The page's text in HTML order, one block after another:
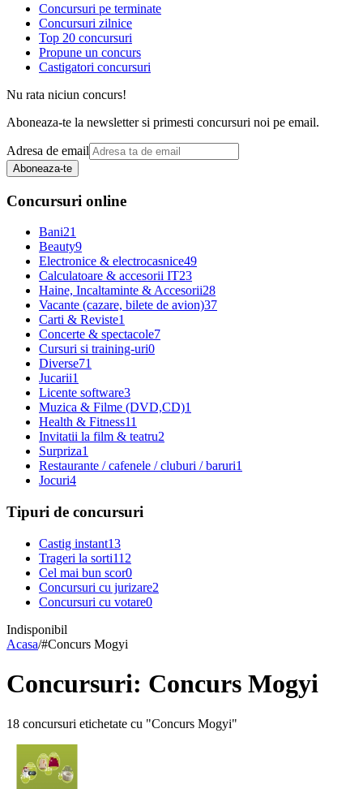
Concursuri pe terminate
Concursuri zilnice
Top 20 concursuri
Propune un concurs
Castigatori concursuri
Nu rata niciun concurs!
Aboneaza-te la newsletter si primesti concursuri noi pe email.
Adresa de email
Aboneaza-te
Concursuri online
Bani21
Beauty9
Electronice & electrocasnice49
Calculatoare & accesorii IT23
Haine, Incaltaminte & Accesorii28
Vacante (cazare, bilete de avion)37
Carti & Reviste1
Concerte & spectacole7
Cursuri si training-uri0
Diverse71
Jucarii1
Licente software3
Muzica & Filme (DVD,CD)1
Health & Fitness11
Invitatii la film & teatru2
Surpriza1
Restaurante / cafenele / cluburi / baruri1
Jocuri4
Tipuri de concursuri
Castig instant13
Trageri la sorti112
Cel mai bun scor0
Concursuri cu jurizare2
Concursuri cu votare0
Indisponibil
Acasa/#Concurs Mogyi
Concursuri: Concurs Mogyi
18 concursuri etichetate cu "Concurs Mogyi"